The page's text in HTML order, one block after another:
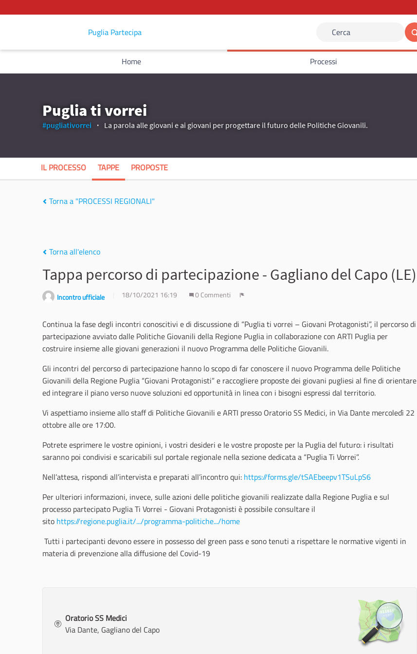
Puglia Partecipa Cerca
Home Processi
Puglia ti vorrei
#pugliativorrei La parola alle giovani e ai giovani per progettare il futuro delle Politiche Giovanili.
IL PROCESSO TAPPE PROPOSTE
Torna a "PROCESSI REGIONALI"
Torna all'elenco
Tappa percorso di partecipazione - Gagliano del Capo (LE)
Incontro ufficiale 18/10/2021 16:19 0 Commenti
Continua la fase degli incontri conoscitivi e di discussione di “Puglia ti vorrei – Giovani Protagonisti”, il percorso di
partecipazione avviato dalle Politiche Giovanili della Regione Puglia in collaborazione con ARTI Puglia per
costruire insieme alle giovani generazioni il nuovo Programma delle Politiche Giovanili.
Gli incontri del percorso di partecipazione hanno lo scopo di far conoscere il nuovo Programma delle Politiche
Giovanili della Regione Puglia “Giovani Protagonisti” e raccogliere proposte dei giovani pugliesi al fine di orientare
ed integrare il piano verso nuove soluzioni ed opportunità in linea con i bisogni espressi dal territorio.
Vi aspettiamo insieme allo staff di Politiche Giovanili e ARTI presso Oratorio SS Medici, in Via Dante mercoledì 22
ottobre alle ore 17:00.
Potrete esprimere le vostre opinioni, i vostri desideri e le vostre proposte per la Puglia del futuro: i risultati
saranno poi condivisi e scaricabili sul portale regionale nella sezione dedicata a “Puglia Ti Vorrei”.
Nell’attesa, rispondi all’intervista e preparati all’incontro qui: https://forms.gle/tSAEbeepv1TSuLpS6
Per ulteriori informazioni, invece, sulle azioni delle politiche giovanili realizzate dalla Regione Puglia e sul
processo partecipato Puglia Ti Vorrei - Giovani Protagonisti è possibile consultare il
sito https://regione.puglia.it/.../programma-politiche.../home
Tutti i partecipanti devono essere in possesso del green pass e sono tenuti a rispettare le normative vigenti in
materia di prevenzione alla diffusione del Covid-19
Oratorio SS Medici
Via Dante, Gagliano del Capo